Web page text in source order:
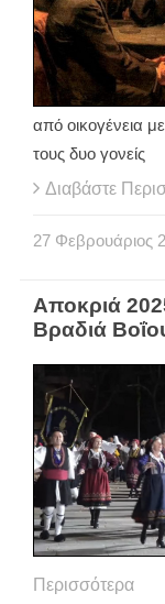
από οικογένεια
τους δυο γονείς
Διαβάστε
27 Φεβρουάριος
Αποκριά
Βραδιά
Περισσότερα